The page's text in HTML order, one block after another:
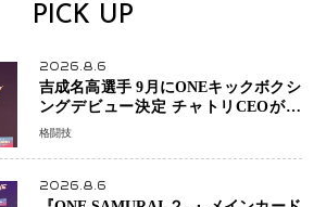
PICK UP
2026.8.6
吉成名高選手 9月にONEキックボクシ
ングデビュー決定 チャトリCEOがサ
プライズ発表 2カ月連続参戦へ
格闘技
2026.8.6